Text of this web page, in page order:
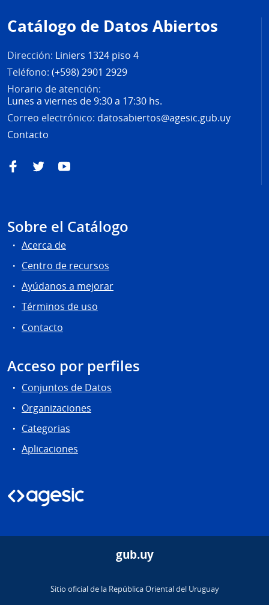
de
página
Catálogo de Datos Abiertos
Dirección: Liniers 1324 piso 4
Teléfono: (+598) 2901 2929
Horario de atención:
Lunes a viernes de 9:30 a 17:30 hs.
Correo electrónico: datosabiertos@agesic.gub.uy
Contacto
FacebookTwitterYouTube
Sobre el Catálogo
Acerca de
Centro de recursos
Ayúdanos a mejorar
Términos de uso
Contacto
Acceso por perfiles
Conjuntos de Datos
Organizaciones
Categorias
Aplicaciones
gub.uy
Sitio oficial de la República Oriental del Uruguay